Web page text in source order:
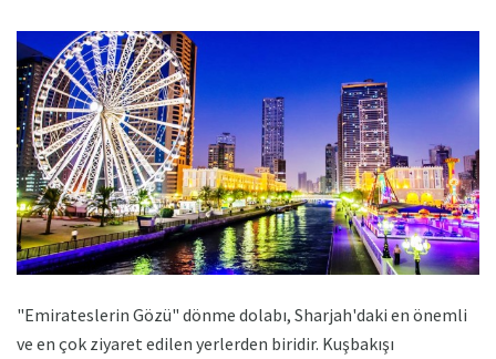
"Emirateslerin Gözü" dönme dolabı, Sharjah'daki en önemli
ve en çok ziyaret edilen yerlerden biridir. Kuşbakışı